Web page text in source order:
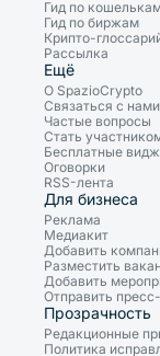
Гид по
Гид по биржам
Крипто-
Рассылка
Ещё
О SpazioCrypto
Связаться с нами
Частые вопросы
Стать
Бесплатные
Оговорки
RSS-лента
Для бизнеса
Реклама
Медиакит
Добавить
Разместить
Добавить
Отправить
Прозрачность
Редакционные
Политика